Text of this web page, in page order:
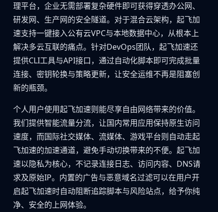
理平台，企业无需部署复杂硬件即可获得穿透办公网、
研发网、生产网的安全隧道。对于混合云架构，起飞加
速支持一键接入公有云VPC与本地数据中心，从根本上
解决多云互联的痛点。针对DevOps团队，起飞加速还
提供CLI工具与API接口，通过自动化脚本即可完成批量
连接、密钥轮换与策略更新，让安全运维不再是阻塞创
新的瓶颈。
个人用户使用起飞加速则能尽享自由网络带来的价值。
我们提供智能流量分流，让国内常用应用保持原生访问
速度，而国际社交媒体、流媒体、游戏平台则自动走起
飞加速的加速通道，避免手动切换带来的不便。起飞加
速以隐私为核心，不记录连接日志、访问内容、DNS请
求及原始IP。内置的广告与恶意域名过滤可以在用户开
启起飞加速时自动阻断追踪脚本与风险站点，给予你纯
净、安全的上网体验。